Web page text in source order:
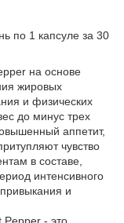
по 1 капсуле за 30
на основе
жировых
и физических
до минус трех
аппетит,
чувство
в составе,
интенсивного
и
Pepper - это